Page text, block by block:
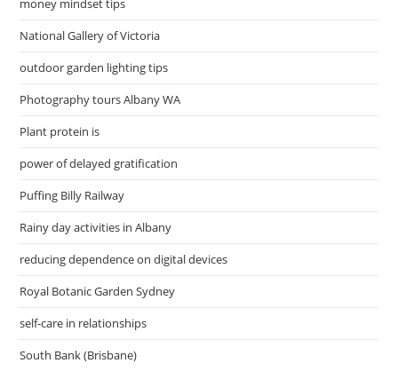
money mindset tips
National Gallery of Victoria
outdoor garden lighting tips
Photography tours Albany WA
Plant protein is
power of delayed gratification
Puffing Billy Railway
Rainy day activities in Albany
reducing dependence on digital devices
Royal Botanic Garden Sydney
self-care in relationships
South Bank (Brisbane)